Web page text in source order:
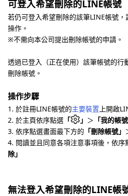
可登入希望刪除的LINE帳號
若仍可登入希望刪除的該筆LINE帳號
操作。
※不需向本公司提出刪除帳號的申請。
透過已登入（正在使用）該筆帳號的行
刪除帳號。
操作步驟
1. 於註冊LINE帳號的主要裝置 上開啟
2. 於主頁依序點選 「 」 ＞ 「我的帳號
3. 依序點選畫面最下方的 「刪除帳號」
4. 閱讀並且同意各項注意事項後，依序
除」
無法登入希望刪除的LINE帳